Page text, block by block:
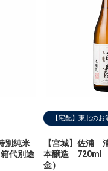
別純米
代別途
【宅配】東北のお
【宮城】佐浦
本醸造 720ml
金）